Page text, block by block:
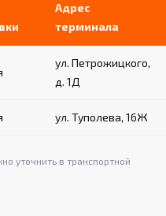
Адрес
терминала
ул. Петрожицкого,
д. 1Д
ул. Туполева, 16Ж
уточнить в транспортной